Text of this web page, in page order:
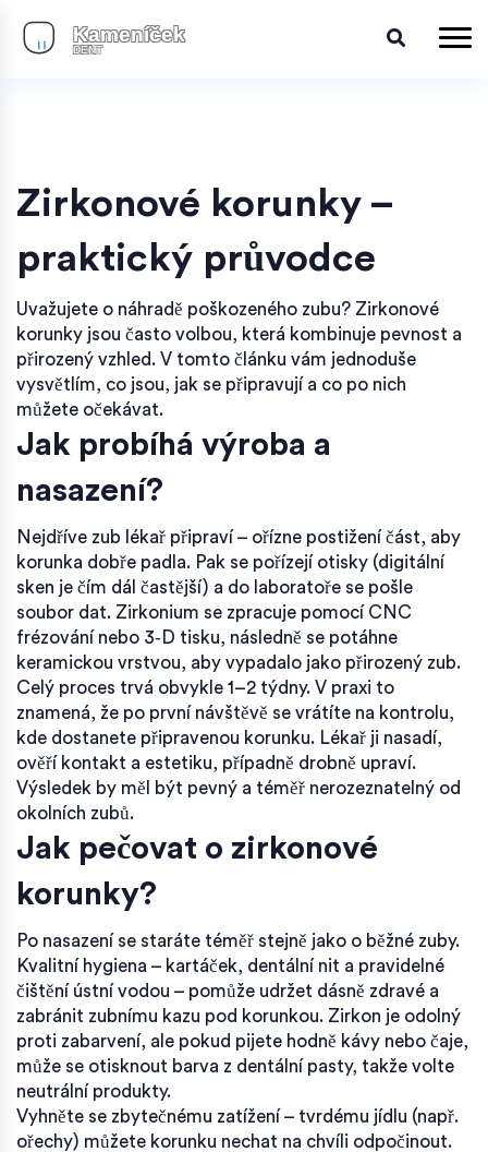
Zirkonové korunky –
praktický průvodce
Uvažujete o náhradě poškozeného zubu? Zirkonové
korunky jsou často volbou, která kombinuje pevnost a
přirozený vzhled. V tomto článku vám jednoduše
vysvětlím, co jsou, jak se připravují a co po nich
můžete očekávat.
Jak probíhá výroba a
nasazení?
Nejdříve zub lékař připraví – ořízne postižení část, aby
korunka dobře padla. Pak se pořízejí otisky (digitální
sken je čím dál častější) a do laboratoře se pošle
soubor dat. Zirkonium se zpracuje pomocí CNC
frézování nebo 3‑D tisku, následně se potáhne
keramickou vrstvou, aby vypadalo jako přirozený zub.
Celý proces trvá obvykle 1–2 týdny. V praxi to
znamená, že po první návštěvě se vrátíte na kontrolu,
kde dostanete připravenou korunku. Lékař ji nasadí,
ověří kontakt a estetiku, případně drobně upraví.
Výsledek by měl být pevný a téměř nerozeznatelný od
okolních zubů.
Jak pečovat o zirkonové
korunky?
Po nasazení se staráte téměř stejně jako o běžné zuby.
Kvalitní hygiena – kartáček, dentální nit a pravidelné
čištění ústní vodou – pomůže udržet dásně zdravé a
zabránit zubnímu kazu pod korunkou. Zirkon je odolný
proti zabarvení, ale pokud pijete hodně kávy nebo čaje,
může se otisknout barva z dentální pasty, takže volte
neutrální produkty.
Vyhněte se zbytečnému zatížení – tvrdému jídlu (např.
ořechy) můžete korunku nechat na chvíli odpočinout.